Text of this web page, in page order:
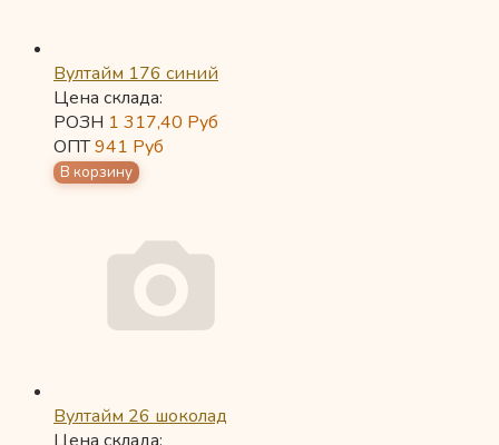
Вултайм 176 синий
Цена склада:
РОЗН 1 317,40 Руб
ОПТ941 Руб
Вултайм 26 шоколад